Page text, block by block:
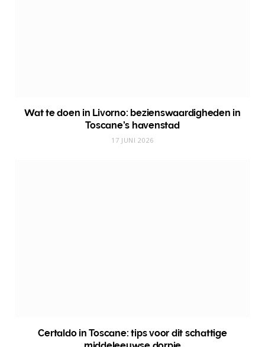
Wat te doen in Livorno: bezienswaardigheden in
Toscane’s havenstad
17 JUNI 2026
Certaldo in Toscane: tips voor dit schattige